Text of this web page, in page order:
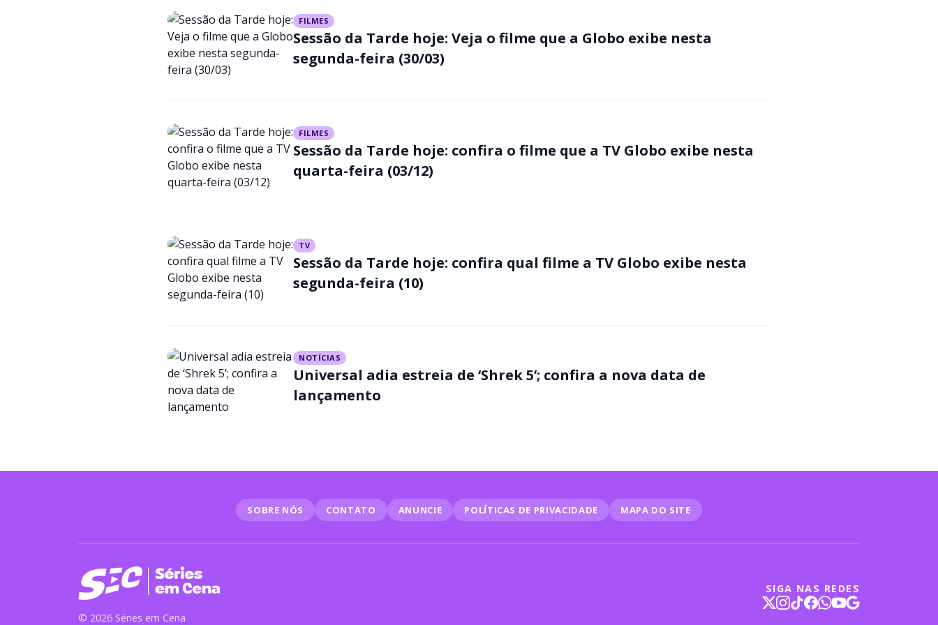
FILMES
Sessão da Tarde hoje: Veja o filme que a Globo exibe nesta
segunda-feira (30/03)
FILMES
Sessão da Tarde hoje: confira o filme que a TV Globo exibe nesta
quarta-feira (03/12)
TV
Sessão da Tarde hoje: confira qual filme a TV Globo exibe nesta
segunda-feira (10)
NOTÍCIAS
Universal adia estreia de ‘Shrek 5’; confira a nova data de
lançamento
SOBRE NÓS CONTATO ANUNCIE POLÍTICAS DE PRIVACIDADE MAPA DO SITE
© 2026 Séries em Cena
SIGA NAS REDES